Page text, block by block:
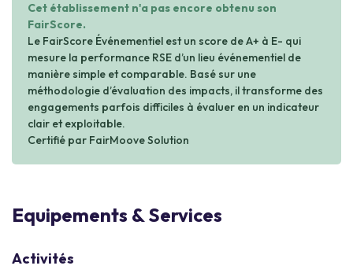
Cet établissement n'a pas encore obtenu son
FairScore.
Le FairScore Événementiel est un score de A+ à E- qui
mesure la performance RSE d’un lieu événementiel de
manière simple et comparable. Basé sur une
méthodologie d’évaluation des impacts, il transforme des
engagements parfois difficiles à évaluer en un indicateur
clair et exploitable.
Certifié par FairMoove Solution
Equipements & Services
Activités